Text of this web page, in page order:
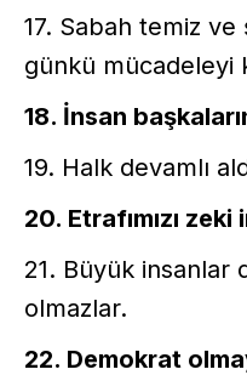
17. Sabah temiz ve
günkü mücadeleyi
18. İnsan
19. Halk devamlı
20. Etrafımızı
21. Büyük insanlar
olmazlar.
22. Demokrat